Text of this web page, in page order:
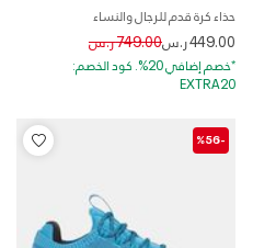
حذاء كرة قدم للرجال والنساء
449.00 ر.س Price reduced from
749.00 ر.س to
*خصم إضافي 20%. كود الخصم:
EXTRA20
-%56